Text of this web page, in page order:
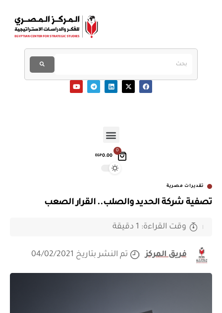
0
EGP0.00
تقديرات مصرية
تصفية شركة الحديد والصلب.. القرار الصعب
فريق المركز تم النشر بتاريخ 04/02/2021
وقت القراءة: 1 دقيقة